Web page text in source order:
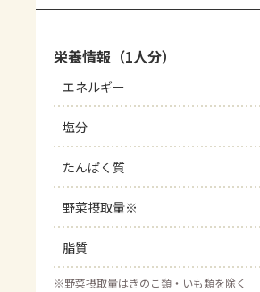
栄養情報（1人分）
エネルギー
塩分
たんぱく質
野菜摂取量※
脂質
※野菜摂取量はきのこ類・いも類を除く